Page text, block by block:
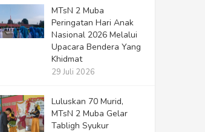
MTsN 2 Muba
Peringatan Hari Anak
Nasional 2026 Melalui
Upacara Bendera Yang
Khidmat
29 Juli 2026
Luluskan 70 Murid,
MTsN 2 Muba Gelar
Tabligh Syukur